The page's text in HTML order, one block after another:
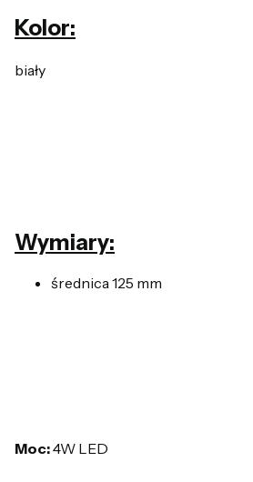
Kolor:
biały
Wymiary:
średnica 125 mm
Moc:4W LED